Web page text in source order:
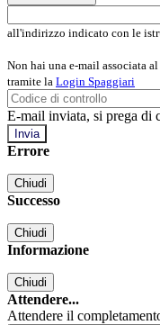
all'indirizzo indicato con le
Non hai una e-mail associata
tramite la Login Spaggiari
E-mail inviata, si prega di
Errore
Chiudi
Successo
Chiudi
Informazione
Chiudi
Attendere...
Attendere il